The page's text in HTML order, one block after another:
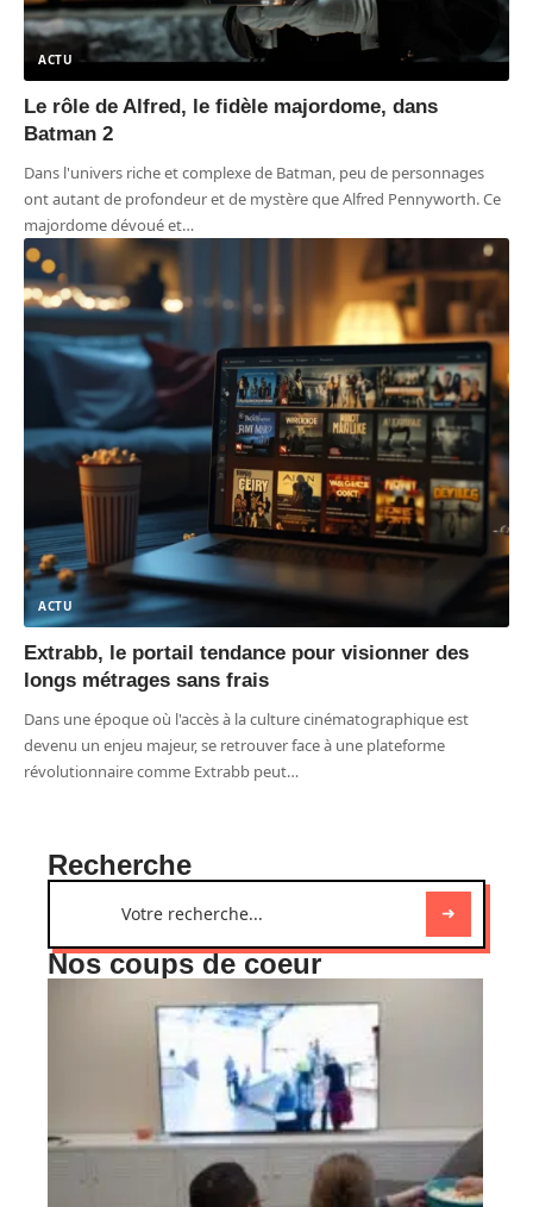
ACTU
Le rôle de Alfred, le fidèle majordome, dans
Batman 2
Dans l'univers riche et complexe de Batman, peu de personnages
ont autant de profondeur et de mystère que Alfred Pennyworth. Ce
majordome dévoué et…
ACTU
Extrabb, le portail tendance pour visionner des
longs métrages sans frais
Dans une époque où l'accès à la culture cinématographique est
devenu un enjeu majeur, se retrouver face à une plateforme
révolutionnaire comme Extrabb peut…
Recherche
Nos coups de coeur